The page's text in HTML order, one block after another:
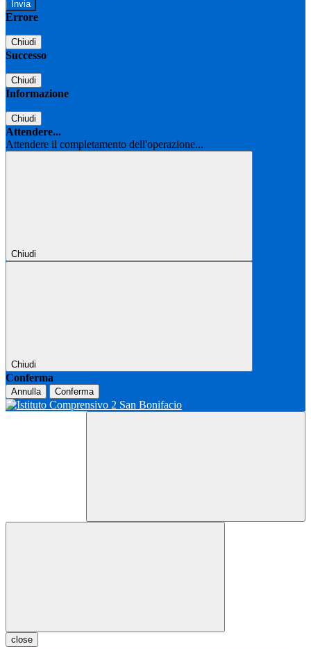
Errore
Chiudi
Successo
Chiudi
Informazione
Chiudi
Attendere...
Attendere il completamento dell'operazione...
Chiudi
Chiudi
Conferma
Annulla Conferma
close